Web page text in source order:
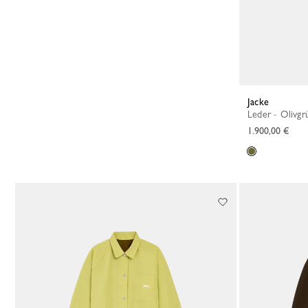
Jacke
Leder -
1.900,00 €